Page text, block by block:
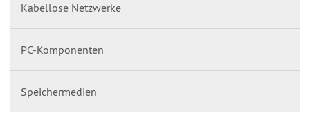
Kabellose Netzwerke
PC-Komponenten
Speichermedien